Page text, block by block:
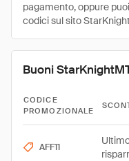
pagamento, oppure
codici sul sito
Buoni
CODICE
PROMOZIONALE
AFF11